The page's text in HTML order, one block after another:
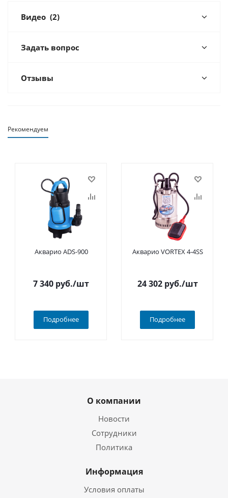
Видео (2)
Задать вопрос
Отзывы
Рекомендуем
Акварио ADS-900
7 340 руб./шт
Подробнее
Акварио VORTEX 4-4SS
24 302руб./шт
Подробнее
О компании
Новости
Сотрудники
Политика
Информация
Условия оплаты